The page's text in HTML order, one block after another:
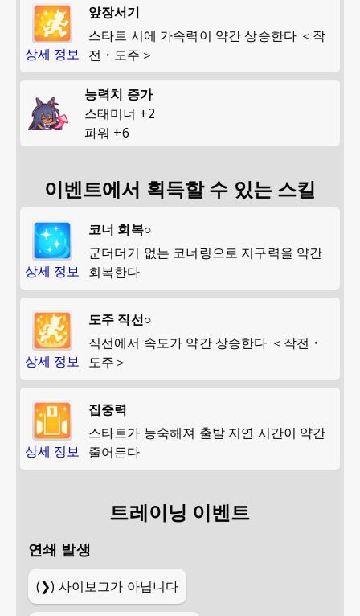
상세 정보
앞장서기
스타트 시에 가속력이 약간 상승한다 ＜작
전・도주＞
능력치 증가
스태미너 +2
파워 +6
이벤트에서 획득할 수 있는 스킬
상세 정보
코너 회복○
군더더기 없는 코너링으로 지구력을 약간
회복한다
상세 정보
도주 직선○
직선에서 속도가 약간 상승한다 ＜작전・
도주＞
상세 정보
집중력
스타트가 능숙해져 출발 지연 시간이 약간
줄어든다
트레이닝 이벤트
연쇄 발생
(❯) 사이보그가 아닙니다